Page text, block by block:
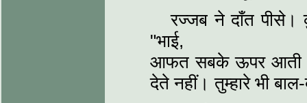
रज्जब ने दाँत
"भाई,
आफत सबके ऊपर आती
देते नहीं। तुम्हारे भी